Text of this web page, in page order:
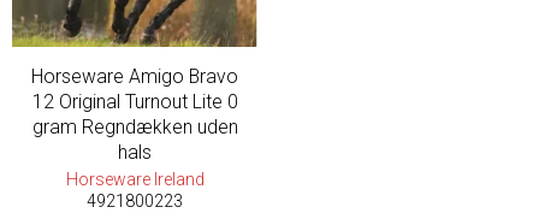
Horseware Amigo Bravo
12 Original Turnout Lite 0
gram Regndækken uden
hals
Horseware Ireland
4921800223